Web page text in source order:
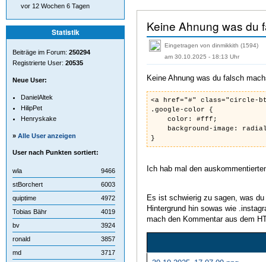
Keine Ahnung was du
Eingetragen von dinmikkith (1594)
am 30.10.2025 - 18:13 Uhr
Keine Ahnung was du falsch
<a href="#" class="circle-
.google-color {
color: #fff;
background-image: radial-
}
Ich hab mal den
Es ist schwierig zu sagen, was
Hintergrund hin sowas wie
mach den Kommentar aus dem
vor 12 Wochen 6 Tagen
Statistik
Beiträge im Forum: 250294
Registrierte User: 20535
Neue User:
DanielAltek
HilipPet
Henryskake
» Alle User anzeigen
User nach Punkten sortiert:
wla
9466
stBorchert
6003
quiptime
4972
Tobias Bähr
4019
bv
3924
ronald
3857
md
3717